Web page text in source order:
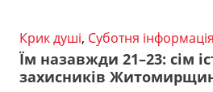
Крик душі, Суботня інформація
Їм назавжди 21–23: сім
захисників